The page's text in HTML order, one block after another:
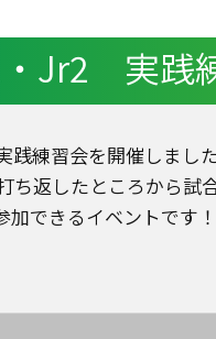
Jr2 実践
練習会を開催しまし
ち返したところから試
できるイベントです！